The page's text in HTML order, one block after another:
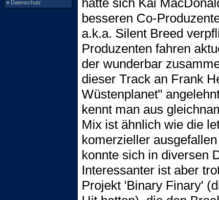
» Datenschutz
hätte sich Kai
besseren Co-
a.k.a. Silent Breed
Produzenten fahren
der wunderbar
dieser Track an Frank
Wüstenplanet"
kennt man aus
Mix ist ähnlich wie die
komerzieller
konnte sich in diversen
Interessanter ist aber
Projekt 'Binary Finary'